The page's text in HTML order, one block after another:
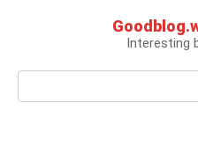
Interesting
Поиск: